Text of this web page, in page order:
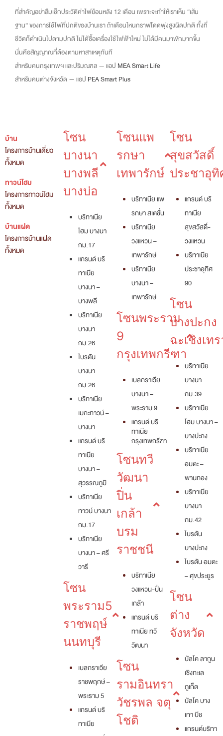
ที่สำคัญอย่าลืมเช็กประวัติค่าไฟย้อนหลัง 12 เดือน เพราะจะทำให้เราเห็น “เส้น
ฐาน” ของการใช้ไฟที่ปกติของบ้านเรา ถ้าเดือนไหนกราฟโดดพุ่งสูงผิดปกติ ทั้งที่
ชีวิตก็ดำเนินไปตามปกติ ไม่ได้ซื้อเครื่องใช้ไฟฟ้าใหม่ ไม่ได้มีคนมาพักมากขึ้น
นั่นคือสัญญาณที่ต้องตามหาสาเหตุทันที
สำหรับคนกรุงเทพฯ และปริมณฑล — แอป MEA Smart Life
สำหรับคนต่างจังหวัด — แอป PEA Smart Plus
บ้าน
โครงการบ้านเดี่ยว
ทั้งหมด
ทาวน์โฮม
โครงการทาวน์โฮม
ทั้งหมด
บ้านแฝด
โครงการบ้านแฝด
ทั้งหมด
โซน
บางนา
บางพลี
บางบ่อ
บริทาเนีย
โฮม บางนา
กม.17
แกรนด์ บริ
ทาเนีย
บางนา –
บางพลี
บริทาเนีย
บางนา
กม.26
ไบรตัน
บางนา
กม.26
บริทาเนีย
เมกะทาวน์ –
บางนา
แกรนด์ บริ
ทาเนีย
บางนา –
สุวรรณภูมิ
บริทาเนีย
ทาวน์ บางนา
กม.17
บริทาเนีย
บางนา – ศรี
วารี
โซน
พระราม5
ราชพฤษ์
นนทบุรี
เบลกราเวีย
ราชพฤกษ์ –
พระราม 5
แกรนด์ บริ
ทาเนีย
โซนแพ
รกษา
เทพารักษ์
บริทาเนีย แพ
รกษา สเตชั่น
บริทาเนีย
วงแหวน –
เทพารักษ์
บริทาเนีย
บางนา –
เทพารักษ์
โซนพระราม
9
กรุงเทพกรีฑา
เบลกราเวีย
บางนา –
พระราม 9
แกรนด์ บริ
ทาเนีย
กรุงเทพกรีฑา
โซนทวี
วัฒนา
ปิ่น
เกล้า
บรม
ราชชนี
บริทาเนีย
วงแหวน-ปิ่น
เกล้า
แกรนด์ บริ
ทาเนีย ทวี
วัฒนา
โซน
รามอินทรา
วัชรพล จตุ
โชติ
โซน
สุขสวัสดิ์
ประชาอุทิ
แกรนด์ บริ
ทาเนีย
สุขสวัสดิ์-
วงแหวน
บริทาเนีย
ประชาอุทิศ
90
โซน
บางปะกง
ฉะเชิงเท
บริทาเนีย
บางนา
กม.39
บริทาเนีย
โฮม บางนา –
บางปะกง
บริทาเนีย
อมตะ –
พานทอง
บริทาเนีย
บางนา
กม.42
ไบรตัน
บางปะกง
ไบรตัน อมตะ
– ศุขประยูร
โซน
ต่าง
จังหวัด
บัลโค ลากูน
เชิงทะเล
ภูเก็ต
บัลโค บาง
เทา บีช
แกรนด์บริทา